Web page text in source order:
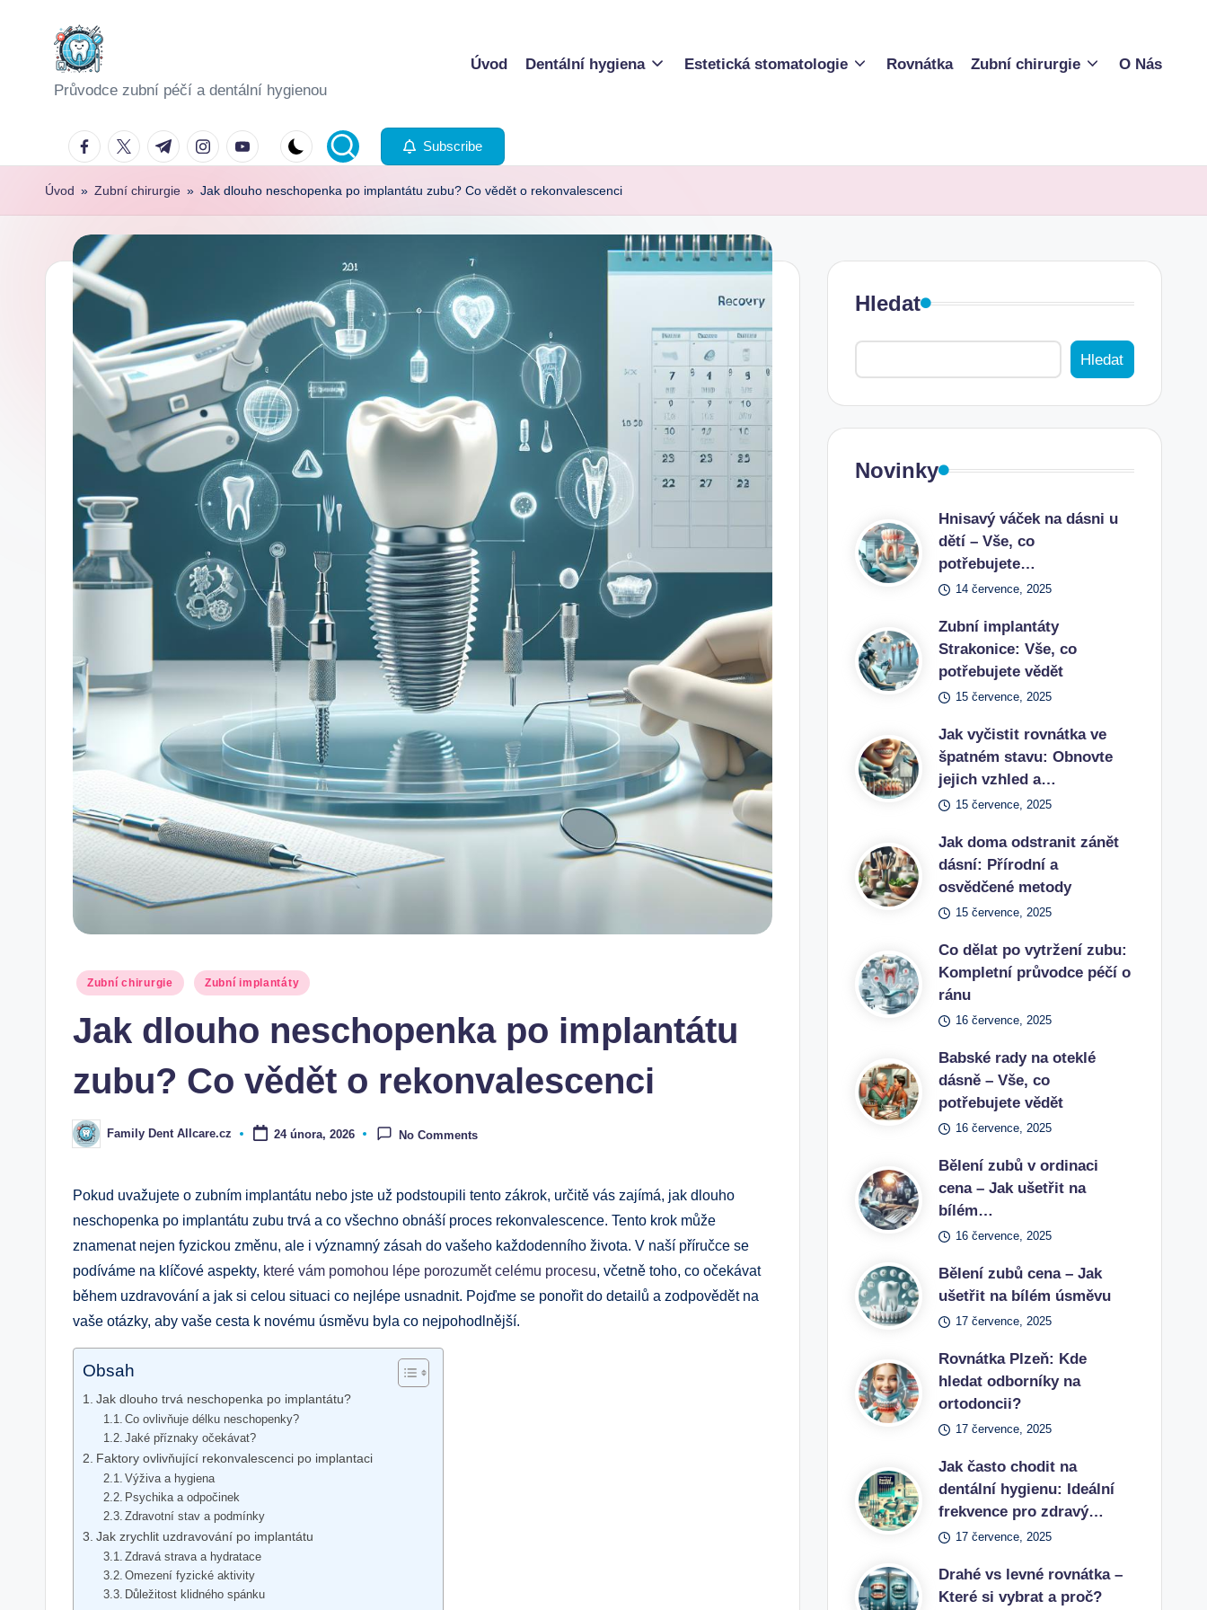
Průvodce zubní péčí a dentální hygienou
Úvod Dentální hygiena Estetická stomatologie Rovnátka Zubní chirurgie O Nás
facebook.com
twitter.com
t.me instagram.com
youtube.com Subscribe
Úvod » Zubní chirurgie » Jak dlouho neschopenka po implantátu zubu? Co vědět o rekonvalescenci
Posted
Zubní chirurgie Zubní implantáty
Jak dlouho neschopenka po implantátu
zubu? Co vědět o rekonvalescenci
Posted
by
Family Dent Allcare.cz 24 února, 2026 No Comments
Pokud uvažujete o zubním implantátu nebo jste už podstoupili tento zákrok, určitě vás zajímá, jak dlouho
neschopenka po implantátu zubu trvá a co všechno obnáší proces rekonvalescence. Tento krok může
znamenat nejen fyzickou změnu, ale i významný zásah do vašeho každodenního života. V naší příručce se
podíváme na klíčové aspekty, které vám pomohou lépe porozumět celému procesu, včetně toho, co očekávat
během uzdravování a jak si celou situaci co nejlépe usnadnit. Pojďme se ponořit do detailů a zodpovědět na
vaše otázky, aby vaše cesta k novému úsměvu byla co nejpohodlnější.
Obsah
Jak dlouho trvá neschopenka po implantátu?
Co ovlivňuje délku neschopenky?
Jaké příznaky očekávat?
Faktory ovlivňující rekonvalescenci po implantaci
Výživa a hygiena
Psychika a odpočinek
Zdravotní stav a podmínky
Jak zrychlit uzdravování po implantátu
Zdravá strava a hydratace
Omezení fyzické aktivity
Důležitost klidného spánku
Hledat
Hledat
Novinky
Hnisavý váček na dásni u
dětí – Vše, co
potřebujete…
14 července, 2025
Zubní implantáty
Strakonice: Vše, co
potřebujete vědět
15 července, 2025
Jak vyčistit rovnátka ve
špatném stavu: Obnovte
jejich vzhled a…
15 července, 2025
Jak doma odstranit zánět
dásní: Přírodní a
osvědčené metody
15 července, 2025
Co dělat po vytržení zubu:
Kompletní průvodce péčí o
ránu
16 července, 2025
Babské rady na oteklé
dásně – Vše, co
potřebujete vědět
16 července, 2025
Bělení zubů v ordinaci
cena – Jak ušetřit na
bílém…
16 července, 2025
Bělení zubů cena – Jak
ušetřit na bílém úsměvu
17 července, 2025
Rovnátka Plzeň: Kde
hledat odborníky na
ortodoncii?
17 července, 2025
Jak často chodit na
dentální hygienu: Ideální
frekvence pro zdravý…
17 července, 2025
Drahé vs levné rovnátka –
Které si vybrat a proč?